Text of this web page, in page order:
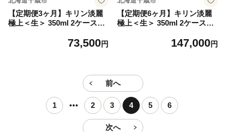
【定期便3ヶ月】キリン淡麗
極上＜生＞ 350ml 2ケース
73,500円
【定期便6ヶ月】キリン淡麗
極上＜生＞ 350ml 2ケース
147,000円
前へ
1 2 3 4 5 6
次へ